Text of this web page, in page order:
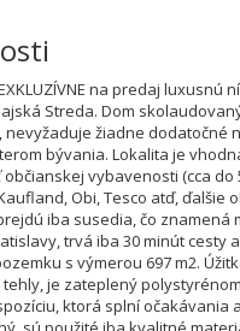
na predaj luxusnú
Streda. Dom
žiadne dodatočné
bývania. Lokalita je
vybavenosti (cca do
Obi, Tesco atď, ďalšie
iba susedia, čo znamená
trvá iba 30 minút cesty
s výmerou 697 m2.
je zateplený
ktorá splní očakávania